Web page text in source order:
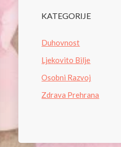
KATEGORIJE
Duhovnost
Ljekovito Bilje
Osobni Razvoj
Zdrava Prehrana